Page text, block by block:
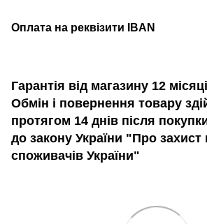
Оплата на реквізити IBAN
Гарантія від магазину 12
Обмін і повернення товару
протягом 14 днів після
до закону України "Про захист
споживачів України"